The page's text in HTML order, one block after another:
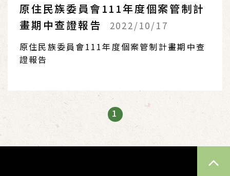
原住民族委員會111年度個案管制計
畫期中查證報告
2022/10/17
原住民族委員會111年度個案管制計畫期中查
證報告
1